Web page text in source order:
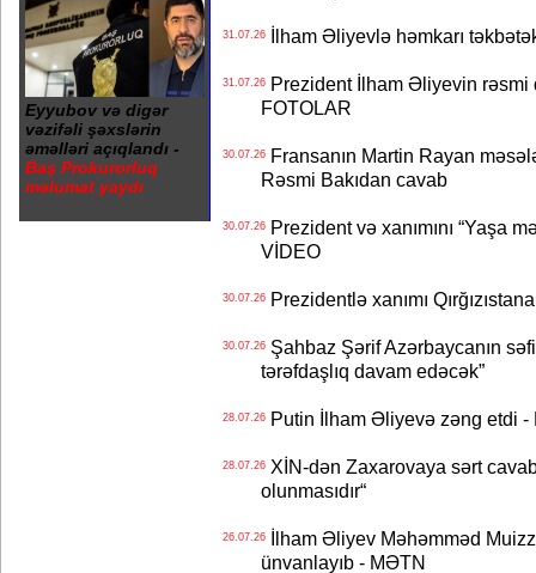
Eyyubov və digər
vəzifəli şəxslərin
əməlləri açıqlandı -
Baş Prokurorluq
məlumat yaydı
31.07.26İlham Əliyevlə həmkarı
31.07.26Prezident İlham Əliyevin rəsmi
FOTOLAR
30.07.26Fransanın Martin Rayan
Rəsmi Bakıdan cavab
30.07.26Prezident və xanımını “Yaşa
VİDEO
30.07.26Prezidentlə xanımı
30.07.26Şahbaz Şərif Azərbaycanın
tərəfdaşlıq davam edəcək”
28.07.26Putin İlham Əliyevə zəng etdi -
28.07.26XİN-dən Zaxarovaya sərt
olunmasıdır“
26.07.26İlham Əliyev Məhəmməd
ünvanlayıb - MƏTN